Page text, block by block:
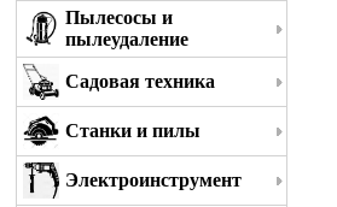
Пылесосы и
пылеудаление
Садовая техника
Станки и пилы
Электроинструмент